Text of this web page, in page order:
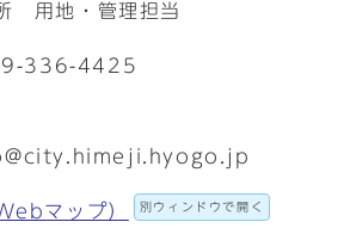
用地・管理担当
336-4425
マップ） 別ウィンドウで開く